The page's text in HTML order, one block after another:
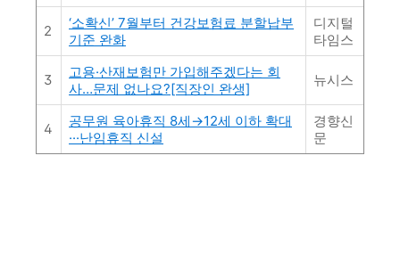
2
‘소확신’ 7월부터 건강보험료 분할납부
기준 완화
디지털
타임스
3
고용·산재보험만 가입해주겠다는 회
사…문제 없나요?[직장인 완생]
뉴시스
4
공무원 육아휴직 8세→12세 이하 확대
···난임휴직 신설
경향신
문